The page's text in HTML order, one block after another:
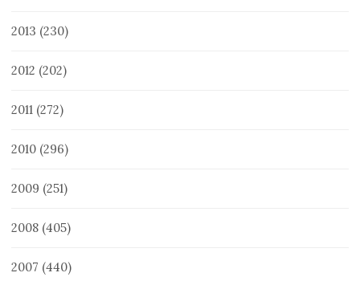
2013 (230)
2012 (202)
2011 (272)
2010 (296)
2009 (251)
2008 (405)
2007 (440)